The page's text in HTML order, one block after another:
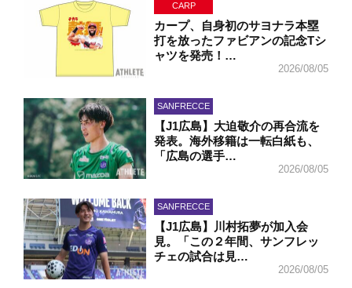
CARP
カープ、自身初のサヨナラ本塁
打を放ったファビアンの記念Tシ
ャツを発売！…
2026/08/05
SANFRECCE
【J1広島】大迫敬介の再合流を
発表。海外移籍は一転白紙も、
「広島の選手…
2026/08/05
SANFRECCE
【J1広島】川村拓夢が加入会
見。「この２年間、サンフレッ
チェの試合は見…
2026/08/05